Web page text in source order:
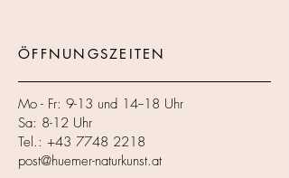
ÖFFNUNGSZEITEN
Mo - Fr: 9-13 und 14--18 Uhr
Sa: 8-12 Uhr
Tel.: +43 7748 2218
post@huemer-naturkunst.at